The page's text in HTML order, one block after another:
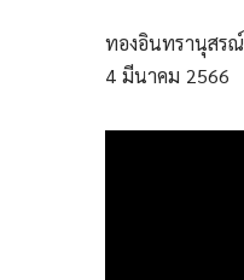
ทองอินทรานุสรณ์
4 มีนาคม 2566